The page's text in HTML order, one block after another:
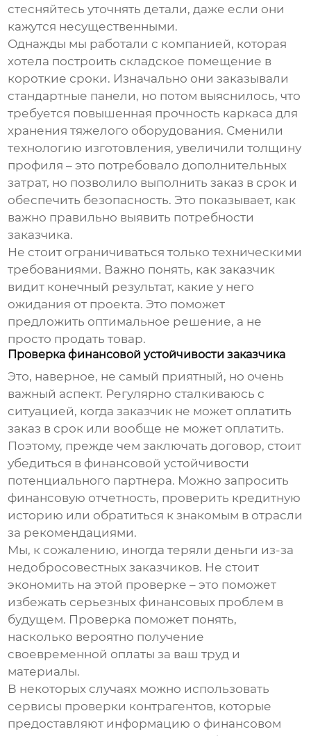
стесняйтесь уточнять детали, даже если они
кажутся несущественными.
Однажды мы работали с компанией, которая
хотела построить складское помещение в
короткие сроки. Изначально они заказывали
стандартные панели, но потом выяснилось, что
требуется повышенная прочность каркаса для
хранения тяжелого оборудования. Сменили
технологию изготовления, увеличили толщину
профиля – это потребовало дополнительных
затрат, но позволило выполнить заказ в срок и
обеспечить безопасность. Это показывает, как
важно правильно выявить потребности
заказчика.
Не стоит ограничиваться только техническими
требованиями. Важно понять, как заказчик
видит конечный результат, какие у него
ожидания от проекта. Это поможет
предложить оптимальное решение, а не
просто продать товар.
Проверка финансовой устойчивости заказчика
Это, наверное, не самый приятный, но очень
важный аспект. Регулярно сталкиваюсь с
ситуацией, когда заказчик не может оплатить
заказ в срок или вообще не может оплатить.
Поэтому, прежде чем заключать договор, стоит
убедиться в финансовой устойчивости
потенциального партнера. Можно запросить
финансовую отчетность, проверить кредитную
историю или обратиться к знакомым в отрасли
за рекомендациями.
Мы, к сожалению, иногда теряли деньги из-за
недобросовестных заказчиков. Не стоит
экономить на этой проверке – это поможет
избежать серьезных финансовых проблем в
будущем. Проверка поможет понять,
насколько вероятно получение
своевременной оплаты за ваш труд и
материалы.
В некоторых случаях можно использовать
сервисы проверки контрагентов, которые
предоставляют информацию о финансовом